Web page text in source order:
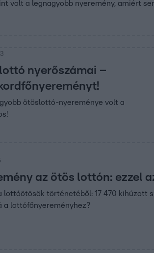
volt a legnagyobb nyeremény, amiért
nyerőszámai –
ötöslottó-nyereménye volt a
az ötös lottón: ezzel
történetéből: 17 470 kihúzott
a lottófőnyereményhez?